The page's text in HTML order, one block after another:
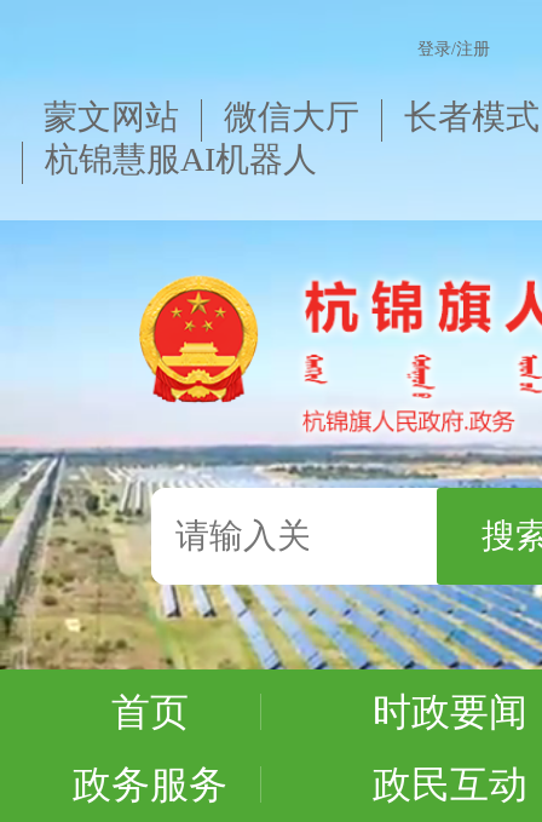
登录/注册
蒙文网站 微信大厅
长者模式
杭锦慧服AI机器人
首页
时政要闻
政务服务
政民互动